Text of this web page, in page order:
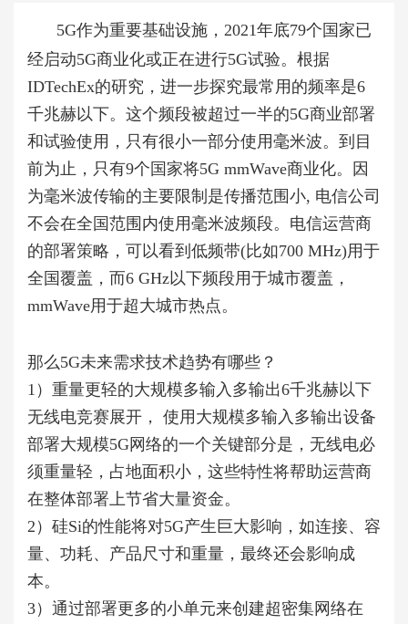
5G作为重要基础设施， 2021年底79个国家已
经启动5G商业化或正在进行5G试验。 根据
IDTechEx的研究，进一步探究最常用的频率是6
千兆赫以下。这个频段被超过一半的5G商业部署
和试验使用，只有很小一部分使用毫米波。到目
前为止， 只有9个国家将5G mmWave商业化。因
为毫米波传输的主要限制是传播范围小, 电信公司
不会在全国范围内使用毫米波频段。电信运营商
的部署策略，可以看到低频带(比如700 MHz)用于
全国覆盖，而6 GHz以下频段用于城市覆盖，
mmWave用于超大城市热点。
那么5G未来需求技术趋势有哪些？
1 ）重量更轻的大规模多输入多输出6千兆赫以下
无线电竞赛展开 ， 使用大规模多输入多输出设备
部署大规模5G网络的一个关键部分是，无线电必
须重量轻，占地面积小，这些特性将帮助运营商
在整体部署上节省大量资金。
2 ）硅Si的性能将对5G产生巨大影响 ，如连接、容
量、功耗、产品尺寸和重量，最终还会影响成
本。
3） 通过部署更多的小单元来创建超密集网络在